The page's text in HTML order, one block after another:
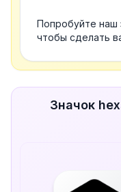
Попробуйте наш
чтобы сделать
Значок